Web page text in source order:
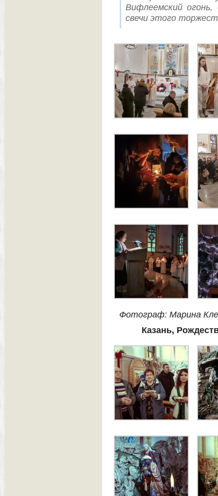
Вифлеемский
свечи этого
Фотограф: Марина
Казань,